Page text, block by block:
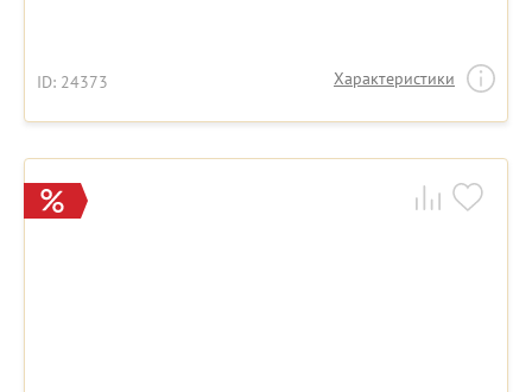
ID: 24373 Характеристики